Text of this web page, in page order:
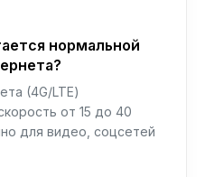
нормальной
(4G/LTE)
от 15 до 40
для видео, соцсетей